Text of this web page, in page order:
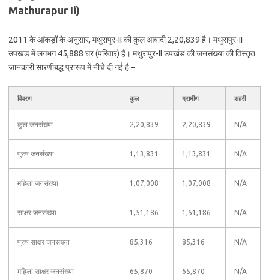
Mathurapur Ii)
2011 के आंकड़ों के अनुसार, मथुरापुर-II की कुल आबादी 2,20,839 है। मथुरापुर-II
उपखंड में लगभग 45,888 घर (परिवार) हैं। मथुरापुर-II उपखंड की जनसंख्या की विस्तृत
जानकारी सारणीबद्ध प्रारूप में नीचे दी गई है –
विवरण कुल ग्रामीण शहरी
कुल जनसंख्या 2,20,839 2,20,839 N/A
पुरुष जनसंख्या 1,13,831 1,13,831 N/A
महिला जनसंख्या 1,07,008 1,07,008 N/A
साक्षर जनसंख्या 1,51,186 1,51,186 N/A
पुरुष साक्षर जनसंख्या 85,316 85,316 N/A
महिला साक्षर जनसंख्या 65,870 65,870 N/A